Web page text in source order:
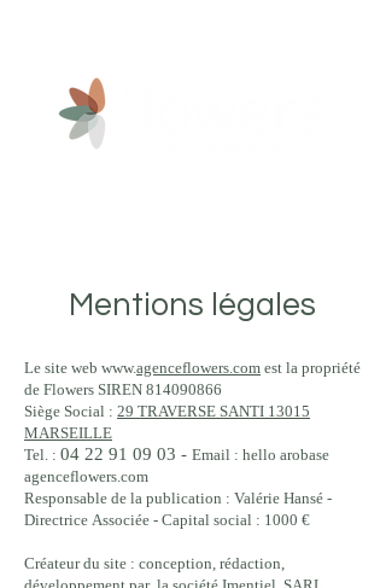
Mentions légales
Le site web www.agenceflowers.comest la propriété
de Flowers SIREN814090866
Siège Social :29 TRAVERSE SANTI 13015
MARSEILLE
Tel. :04 22 91 09 03-Email : hello arobase
agenceflowers.com
Responsable de la publication : Valérie Hansé -
Directrice Associée - Capital social : 1000 €
Créateur du site : conception, rédaction,